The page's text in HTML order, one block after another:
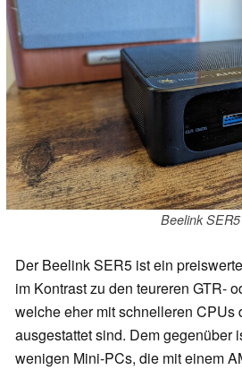
Beelink SER5
Der Beelink SER5 ist ein
im Kontrast zu den teureren GTR-
welche eher mit schnelleren CPUs
ausgestattet sind. Dem gegenüber
wenigen Mini-PCs, die mit einem